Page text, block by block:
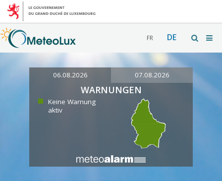
FR DE
06.08.2026 07.08.2026
WARNUNGEN
Keine Warnung
aktiv